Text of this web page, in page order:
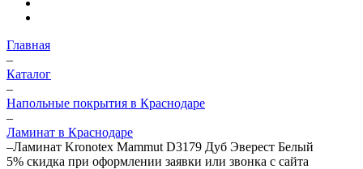
Главная
–
Каталог
–
Напольные покрытия в Краснодаре
–
Ламинат в Краснодаре
–Ламинат Kronotex Mammut D3179 Дуб Эверест Белый
5% скидка при оформлении заявки или звонка с сайта